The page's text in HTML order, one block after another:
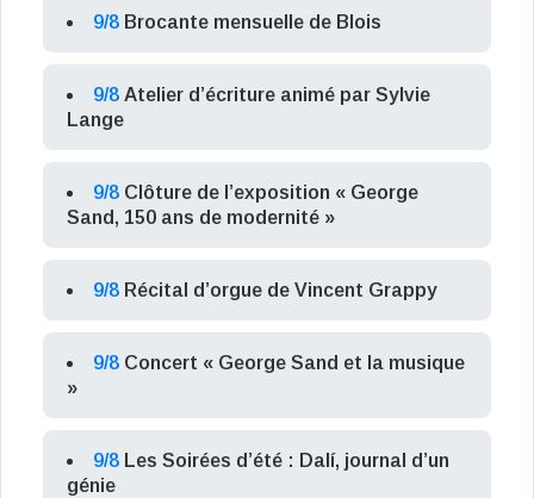
9/8 Brocante mensuelle de Blois
9/8 Atelier d’écriture animé par Sylvie
Lange
9/8 Clôture de l’exposition « George
Sand, 150 ans de modernité »
9/8 Récital d’orgue de Vincent Grappy
9/8 Concert « George Sand et la musique
»
9/8 Les Soirées d’été : Dalí, journal d’un
génie